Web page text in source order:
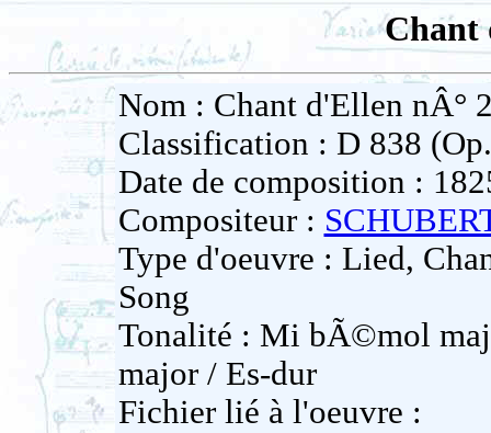
Chant
Nom : Chant d'Ellen nÂ°
Classification : D 838
Date de composition :
Compositeur :
Type d'oeuvre : Lied,
Song
Tonalité : Mi bÃ©mol
major / Es-dur
Fichier lié à l'oeuvre :